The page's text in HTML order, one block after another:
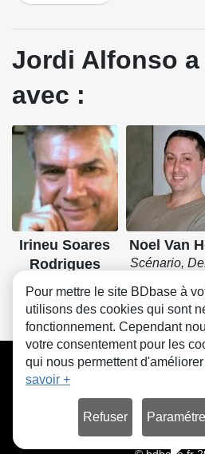
Jordi Alfonso
avec :
Irineu Soares
Rodrigues
Noel Van
Scénario,
CGU FAQ
Pour mettre le site BDbase à
utilisons des cookies qui sont
fonctionnement. Cependant
votre consentement pour les
qui nous permettent
savoir +
Refuser